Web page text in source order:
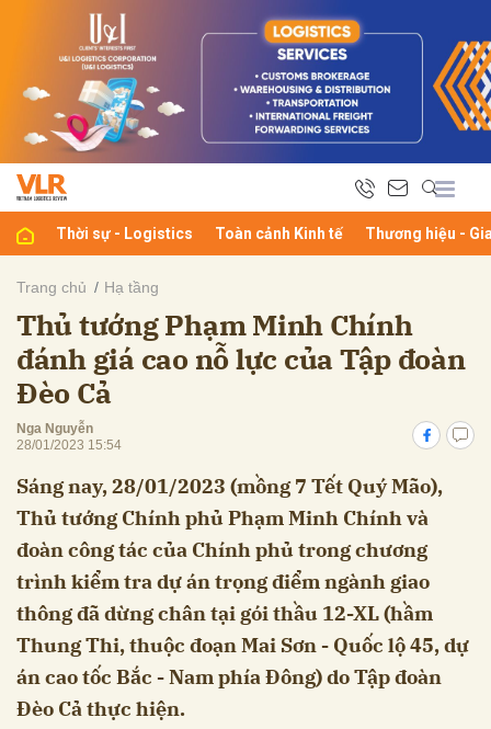
Thời sự - Logistics Toàn cảnh Kinh tế Thương hiệu -
Trang chủ Hạ tầng
Thủ tướng Phạm Minh Chính
đánh giá cao nỗ lực của Tập đoàn
Đèo Cả
Nga Nguyễn
28/01/2023 15:54
Sáng nay, 28/01/2023 (mồng 7 Tết Quý Mão),
Thủ tướng Chính phủ Phạm Minh Chính và
đoàn công tác của Chính phủ trong chương
trình kiểm tra dự án trọng điểm ngành giao
thông đã dừng chân tại gói thầu 12-XL (hầm
Thung Thi, thuộc đoạn Mai Sơn - Quốc lộ 45, dự
án cao tốc Bắc - Nam phía Đông) do Tập đoàn
Đèo Cả thực hiện.
luận
Hủy